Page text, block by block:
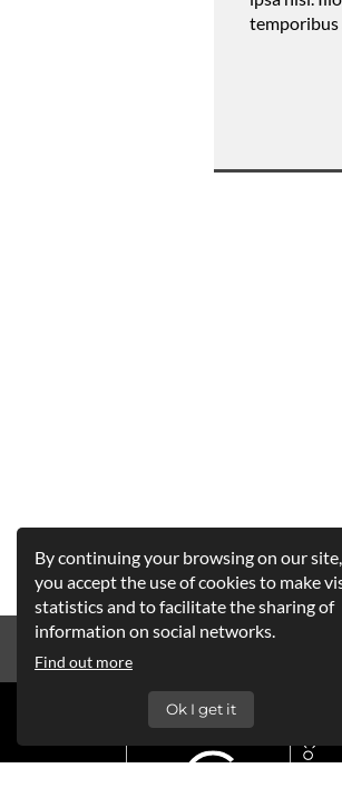
temporibus
By continuing your browsing on our site,
you accept the use of cookies to make
statistics and to facilitate the sharing of
information on social networks.
Find out more
Ok I get it